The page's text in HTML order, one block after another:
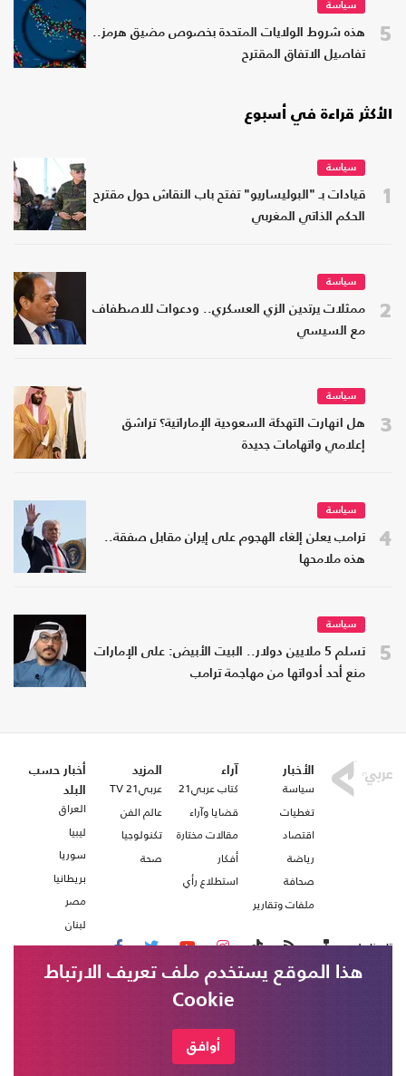
5
سياسة
هذه شروط الولايات المتحدة بخصوص مضيق هرمز..
تفاصيل الاتفاق المقترح
الأكثر قراءة في أسبوع
1
سياسة
قيادات بـ "البوليساريو" تفتح باب النقاش حول مقترح
الحكم الذاتي المغربي
2
سياسة
ممثلات يرتدين الزي العسكري.. ودعوات للاصطفاف
مع السيسي
3
سياسة
هل انهارت التهدئة السعودية الإماراتية؟ تراشق
إعلامي واتهامات جديدة
4
سياسة
ترامب يعلن إلغاء الهجوم على إيران مقابل صفقة..
هذه ملامحها
5
سياسة
تسلم 5 ملايين دولار.. البيت الأبيض: على الإمارات
منع أحد أدواتها من مهاجمة ترامب
الأخبار
سياسة
تغطيات
اقتصاد
رياضة
صحافة
ملفات وتقارير
آراء
كتاب عربي21
قضايا وآراء
مقالات مختارة
أفكار
استطلاع رأي
المزيد
عربي21 TV
عالم الفن
تكنولوجيا
صحة
أخبار حسب
البلد
العراق
ليبيا
سوريا
بريطانيا
مصر
لبنان
تابعنا على
هذا الموقع يستخدم ملف تعريف الارتباط
Cookie
أوافق